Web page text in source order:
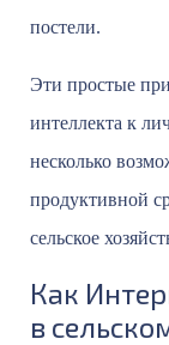
постели.
Эти простые
интеллекта к
несколько
продуктивной
сельское
Как
в